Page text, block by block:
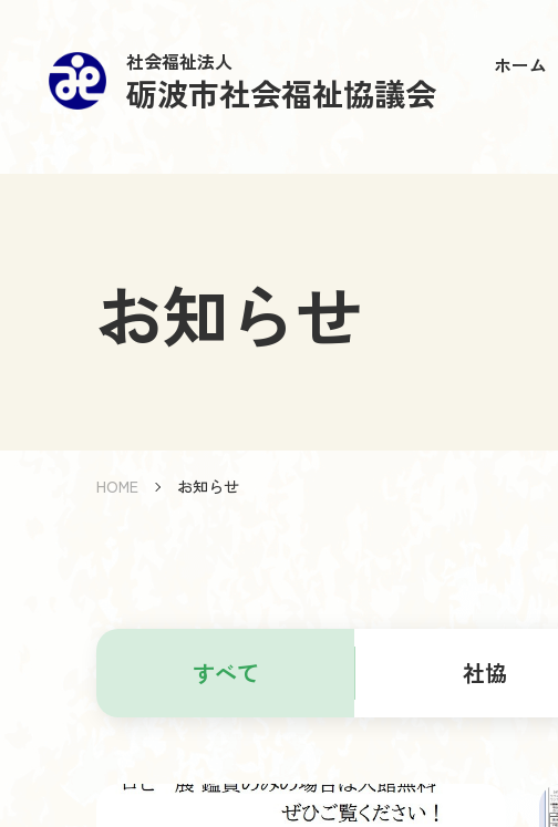
社会福祉法人
砺波市社会福祉協議会
ホーム
お知らせ
HOME お知らせ
すべて 社協